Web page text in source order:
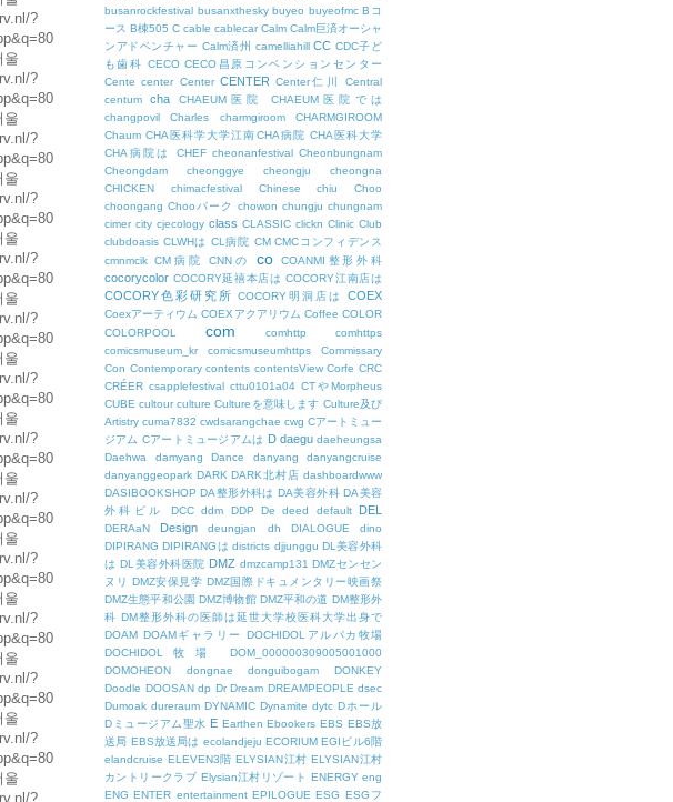
busanrockfestival busanxthesky buyeo buyeofmc Bコ
ース B棟505 C cable cablecar Calm Calm巨済オーシャ
ンアドベンチャー Calm済州 camelliahill CC CDC子ど
も歯科 CECO CECO昌原コンベンションセンター
Cente center Center CENTER Center仁川
Central
centum
cha CHAEUM医院
CHAEUM医院では
changpovil
Charles charmgiroom
CHARMGIROOM
Chaum CHA医科学大学江南CHA病院 CHA医科大学
CHA病院は
CHEF cheonanfestival Cheonbungnam
Cheongdam
cheonggye cheongju
cheongna
CHICKEN
chimacfestival Chinese chiu
Choo
choongang Chooパーク chowon chungju chungnam
cimer city cjecology class CLASSIC clickn Clinic Club
clubdoasis CLWHは CL病院 CM CMCコンフィデンス
cmnmcik CM病院 CNNの co COANMI整形外科
cocorycolor COCORY延禧本店は COCORY江南店は
COCORY色彩研究所 COCORY明洞店は COEX
Coexアーティウム COEXアクアリウム Coffee COLOR
COLORPOOL
com comhttp
comhttps
comicsmuseum_kr
comicsmuseumhttps
Commissary
Con Contemporary contents contentsView Corfe CRC
CRÉER csapplefestival cttu0101a04 CTやMorpheus
CUBE cultour culture Cultureを意味します Culture及び
Artistry cuma7832 cwdsarangchae cwg Cアートミュー
ジアム Cアートミュージアムは D daegu daeheungsa
Daehwa
damyang Dance danyang
danyangcruise
danyanggeopark DARK DARK北村店 dashboardwww
DASIBOOKSHOP DA整形外科は DA美容外科 DA美容
外科ビル
DCC ddm DDP De deed default DEL
DERAaN Design deungjan dh DIALOGUE
dino
DIPIRANG DIPIRANGは districts djjunggu DL美容外科
は DL美容外科医院 DMZ dmzcamp131 DMZセンセン
ヌリ DMZ安保見学 DMZ国際ドキュメンタリー映画祭
DMZ生態平和公園 DMZ博物館 DMZ平和の道 DM整形外
科 DM整形外科の医師は延世大学校医科大学出身で
DOAM DOAMギャラリー
DOCHIDOLアルパカ牧場
DOCHIDOL牧場
DOM_000000309005001000
DOMOHEON
dongnae donguibogam
DONKEY
Doodle DOOSAN dp Dr Dream DREAMPEOPLE dsec
Dumoak dureraum DYNAMIC Dynamite dytc Dホール
Dミュージアム聖水 E Earthen Ebookers EBS EBS放
送局 EBS放送局は ecolandjeju ECORIUM EGIビル6階
elandcruise ELEVEN3階 ELYSIAN江村 ELYSIAN江村
カントリークラブ Elysian江村リゾート ENERGY eng
ENG ENTER entertainment EPILOGUE ESG ESGフ